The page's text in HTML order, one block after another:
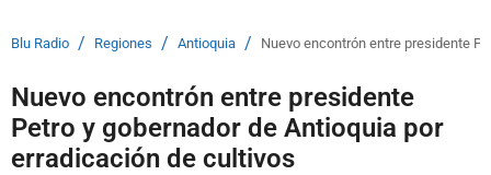
Blu Radio / Regiones / Antioquia / Nuevo encontrón entre presidente
Nuevo encontrón entre presidente
Petro y gobernador de Antioquia por
erradicación de cultivos